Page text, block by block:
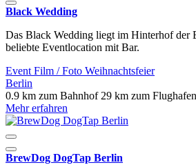
Black Wedding
Das Black Wedding liegt im Hinterhof der
beliebte Eventlocation mit Bar.
Event Film / Foto Weihnachtsfeier
Berlin
0.9 km zum Bahnhof 29 km zum Flughafen
Mehr erfahren
BrewDog DogTap Berlin